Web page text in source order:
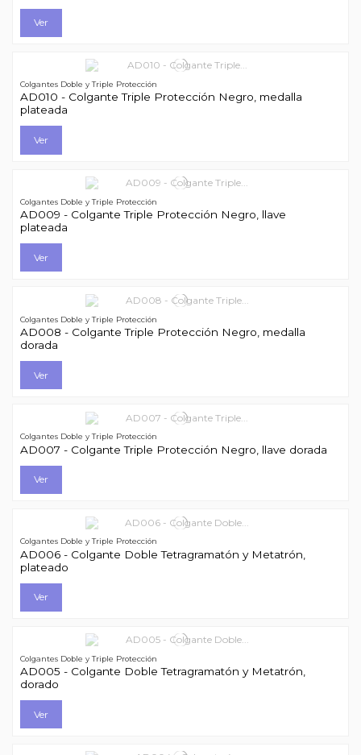
Ver
Colgantes Doble y Triple Protección
AD010 - Colgante Triple Protección Negro, medalla
plateada
Ver
Colgantes Doble y Triple Protección
AD009 - Colgante Triple Protección Negro, llave
plateada
Ver
Colgantes Doble y Triple Protección
AD008 - Colgante Triple Protección Negro, medalla
dorada
Ver
Colgantes Doble y Triple Protección
AD007 - Colgante Triple Protección Negro, llave dorada
Ver
Colgantes Doble y Triple Protección
AD006 - Colgante Doble Tetragramatón y Metatrón,
plateado
Ver
Colgantes Doble y Triple Protección
AD005 - Colgante Doble Tetragramatón y Metatrón,
dorado
Ver